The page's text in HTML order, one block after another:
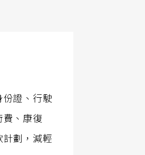
證、行駛
、康復
劃，減輕